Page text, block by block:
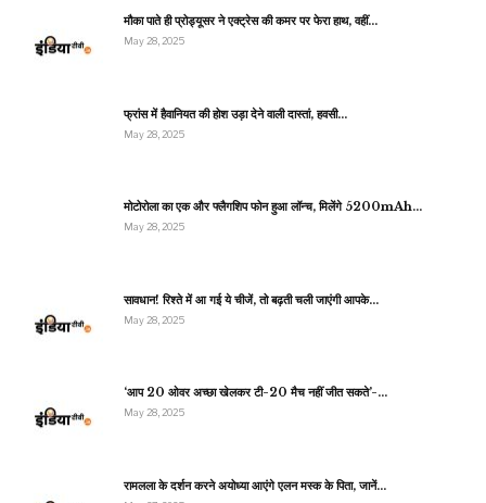
मौका पाते ही प्रोड्यूसर ने एक्ट्रेस की कमर पर फेरा हाथ, वहीं…
May 28, 2025
फ्रांस में हैवानियत की होश उड़ा देने वाली दास्तां, हवसी…
May 28, 2025
मोटोरोला का एक और फ्लैगशिप फोन हुआ लॉन्च, मिलेंगे 5200mAh…
May 28, 2025
सावधान! रिश्ते में आ गई ये चीजें, तो बढ़ती चली जाएंगी आपके…
May 28, 2025
‘आप 20 ओवर अच्छा खेलकर टी-20 मैच नहीं जीत सकते’-…
May 28, 2025
रामलला के दर्शन करने अयोध्या आएंगे एलन मस्क के पिता, जानें…